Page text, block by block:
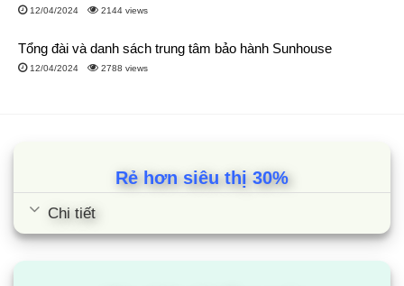
12/04/2024 2144 views
Tổng đài và danh sách trung tâm bảo hành Sunhouse
12/04/2024 2788 views
Rẻ hơn siêu thị 30%
Chi tiết